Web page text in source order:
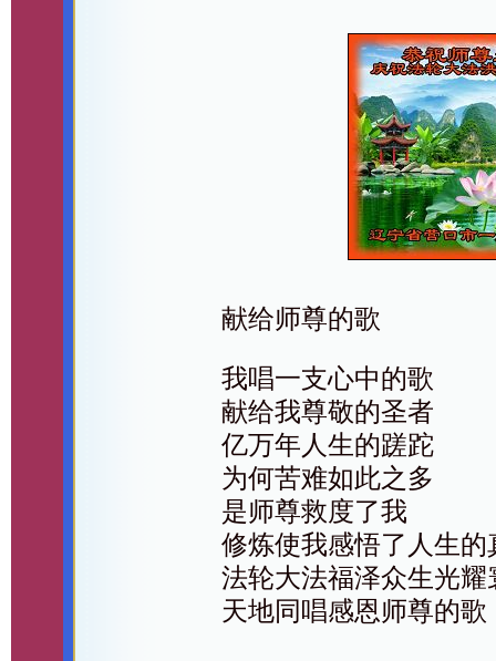
献给师尊的歌
我唱一支心中的歌
献给我尊敬的圣者
亿万年人生的蹉跎
为何苦难如此之多
是师尊救度了我
修炼使我感悟了人生的
法轮大法福泽众生光耀
天地同唱感恩师尊的歌